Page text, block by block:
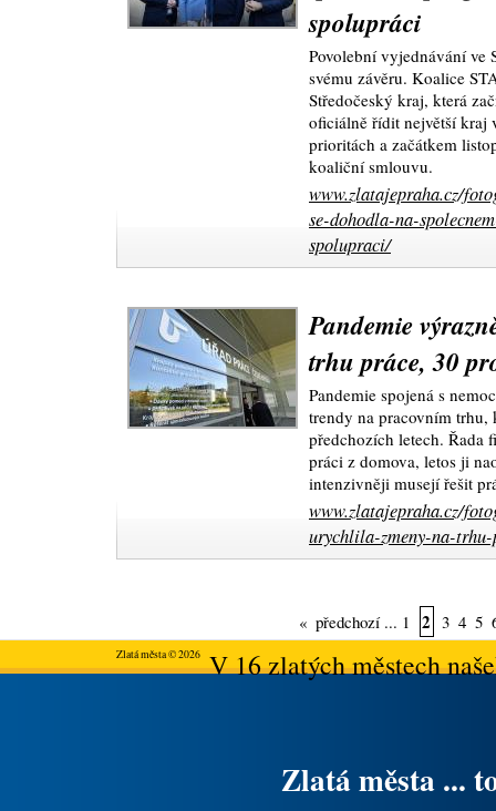
spolupráci
Povolební vyjednávání ve
svému závěru. Koalice
Středočeský kraj, která
oficiálně řídit největší kraj
prioritách a začátkem
koaliční smlouvu.
www.zlatajepraha.cz/
se-dohodla-na-
spolupraci/
Pandemie
trhu práce, 30
Pandemie spojená s
trendy na pracovním trhu,
předchozích letech. Řada
práci z domova, letos ji
intenzivněji musejí řešit
www.zlatajepraha.cz/
urychlila-zmeny-na-
« předchozí ... 1 2 3 4 5
Zlatá města © 2026V 16 zlatých městech
Zlatá města ...